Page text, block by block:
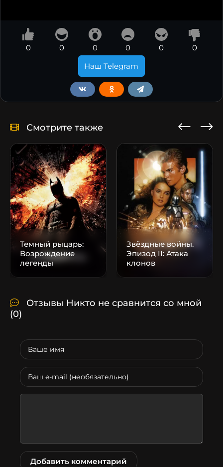
0 0 0 0 0
0
Наш Telegram
Смотрите также
Темный рыцарь:
Возрождение
легенды
Звёздные войны.
Эпизод II: Атака
клонов
Отзывы Никто не сравнится со мной
(0)
Добавить комментарий